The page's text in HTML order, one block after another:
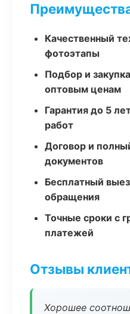
Качественный
фотоэтапы
Подбор и
оптовым ценам
Гарантия до 5
работ
Договор и
документов
Бесплатный
обращения
Точные сроки с
платежей
Отзывы
Хорошее